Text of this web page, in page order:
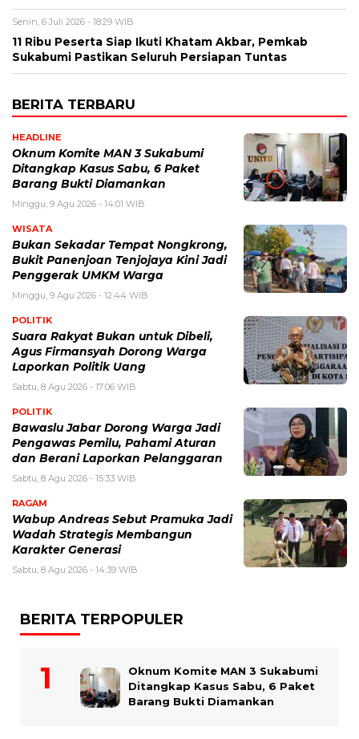
Senin, 6 Juli 2026 - 18:29 WIB
11 Ribu Peserta Siap Ikuti Khatam Akbar, Pemkab
Sukabumi Pastikan Seluruh Persiapan Tuntas
BERITA TERBARU
HEADLINE
Oknum Komite MAN 3 Sukabumi
Ditangkap Kasus Sabu, 6 Paket
Barang Bukti Diamankan
Minggu, 9 Agu 2026 - 14:01 WIB
WISATA
Bukan Sekadar Tempat Nongkrong,
Bukit Panenjoan Tenjojaya Kini Jadi
Penggerak UMKM Warga
Minggu, 9 Agu 2026 - 12:44 WIB
POLITIK
Suara Rakyat Bukan untuk Dibeli,
Agus Firmansyah Dorong Warga
Laporkan Politik Uang
Sabtu, 8 Agu 2026 - 17:06 WIB
POLITIK
Bawaslu Jabar Dorong Warga Jadi
Pengawas Pemilu, Pahami Aturan
dan Berani Laporkan Pelanggaran
Sabtu, 8 Agu 2026 - 15:33 WIB
RAGAM
Wabup Andreas Sebut Pramuka Jadi
Wadah Strategis Membangun
Karakter Generasi ‎
Sabtu, 8 Agu 2026 - 14:39 WIB
BERITA TERPOPULER
Oknum Komite MAN 3 Sukabumi
Ditangkap Kasus Sabu, 6 Paket
Barang Bukti Diamankan